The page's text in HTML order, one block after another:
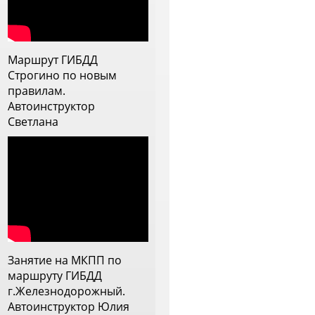
инструктор прям заинтересован
стороны и прорабатывает их.
Теперь меня она напутствовала
на самостоятельное вождение и
я ей очень благодарна
Маршрут ГИБДД
Строгино по новым
правилам.
Автоинструктор
Светлана
Занятие на МКПП по
маршруту ГИБДД
г.Железнодорожный.
Автоинструктор Юлия